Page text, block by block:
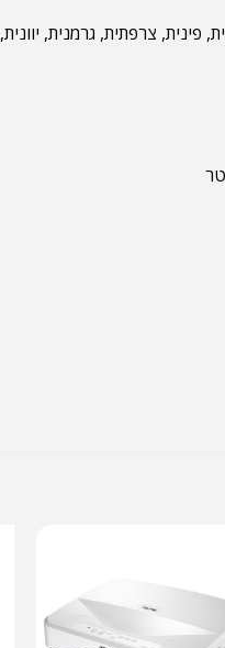
פרסית, פינית, צרפתית,